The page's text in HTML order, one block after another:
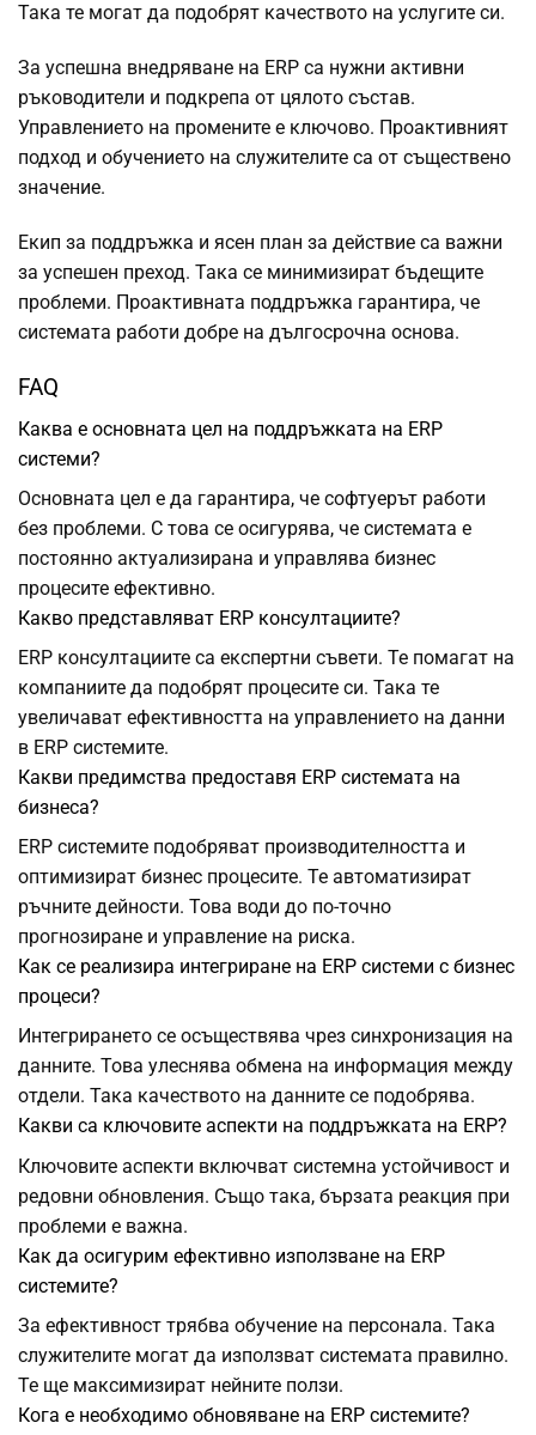
Така те могат да подобрят качеството на услугите си.
За успешна внедряване на ERP са нужни активни
ръководители и подкрепа от цялото състав.
Управлението на промените е ключово. Проактивният
подход и обучението на служителите са от съществено
значение.
Екип за поддръжка и ясен план за действие са важни
за успешен преход. Така се минимизират бъдещите
проблеми. Проактивната поддръжка гарантира, че
системата работи добре на дългосрочна основа.
FAQ
Каква е основната цел на поддръжката на ERP
системи?
Основната цел е да гарантира, че софтуерът работи
без проблеми. С това се осигурява, че системата е
постоянно актуализирана и управлява бизнес
процесите ефективно.
Какво представляват ERP консултациите?
ERP консултациите са експертни съвети. Те помагат на
компаниите да подобрят процесите си. Така те
увеличават ефективността на управлението на данни
в ERP системите.
Какви предимства предоставя ERP системата на
бизнеса?
ERP системите подобряват производителността и
оптимизират бизнес процесите. Те автоматизират
ръчните дейности. Това води до по-точно
прогнозиране и управление на риска.
Как се реализира интегриране на ERP системи с бизнес
процеси?
Интегрирането се осъществява чрез синхронизация на
данните. Това улеснява обмена на информация между
отдели. Така качеството на данните се подобрява.
Какви са ключовите аспекти на поддръжката на ERP?
Ключовите аспекти включват системна устойчивост и
редовни обновления. Също така, бързата реакция при
проблеми е важна.
Как да осигурим ефективно използване на ERP
системите?
За ефективност трябва обучение на персонала. Така
служителите могат да използват системата правилно.
Те ще максимизират нейните ползи.
Кога е необходимо обновяване на ERP системите?